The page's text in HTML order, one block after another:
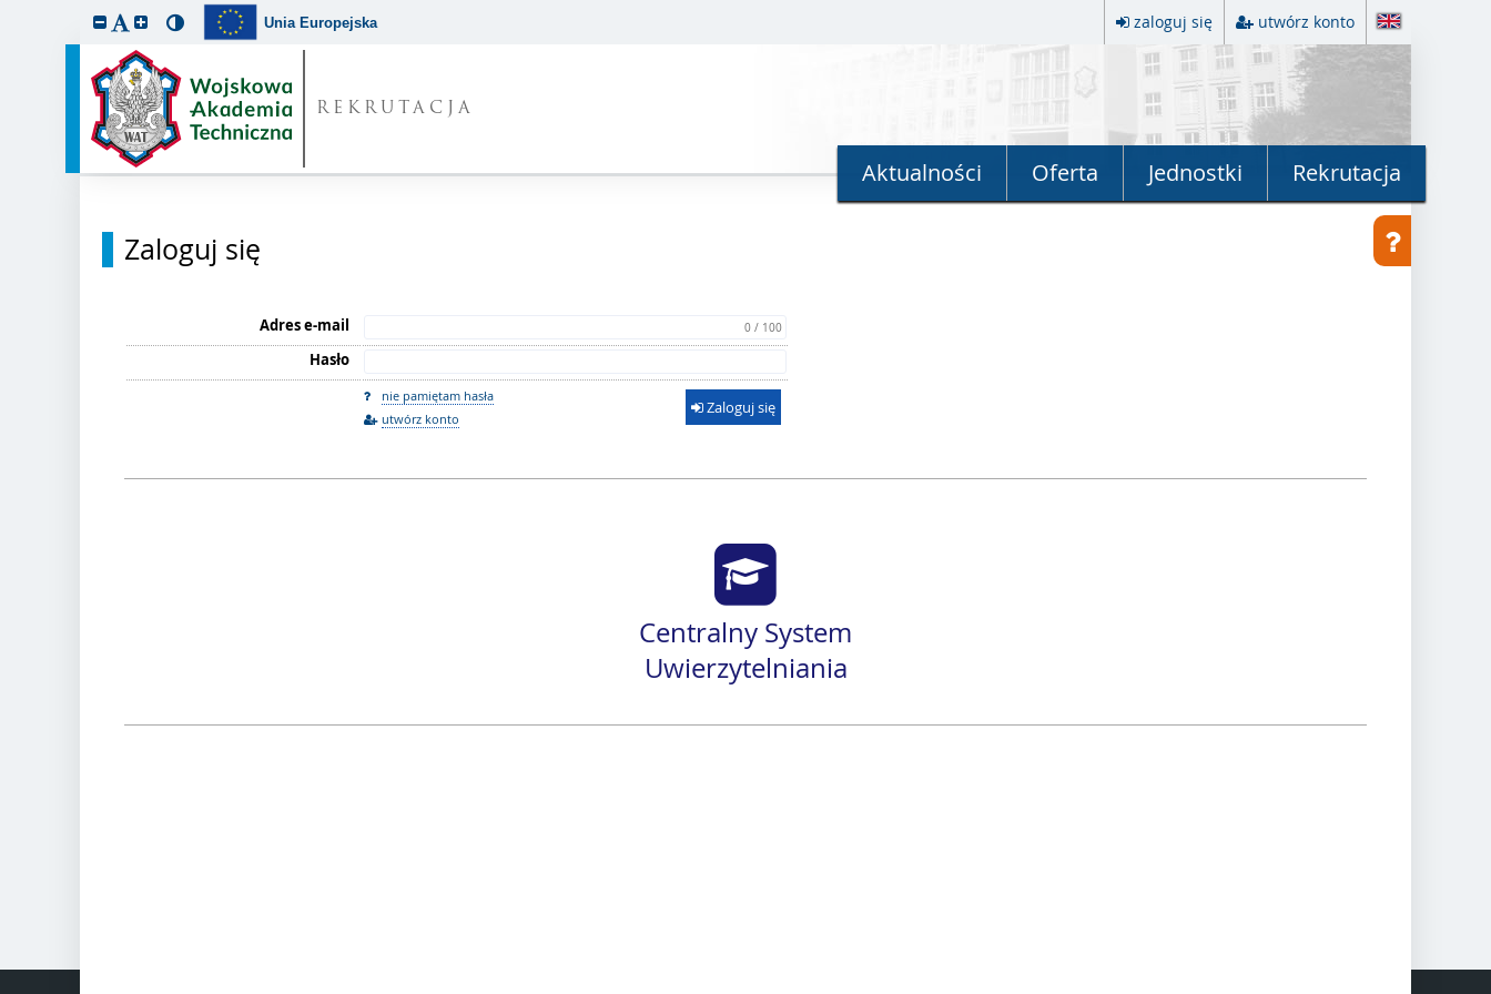
Unia Europejska zaloguj się utwórz konto
REKRUTACJA
Aktualności Oferta Jednostki Rekrutacja
Zaloguj się
Adres e-mail 0 / 100
Hasło
nie pamiętam hasła
utwórz konto
Zaloguj się
Centralny System
Uwierzytelniania